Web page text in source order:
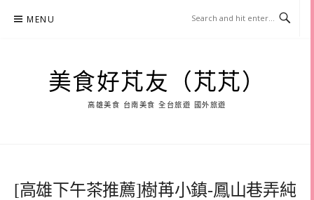
MENU
美食好芃友（芃芃）
高雄美食 台南美食 全台旅遊 國外旅遊
[高雄下午茶推薦]樹苒小鎮-鳳山巷弄純